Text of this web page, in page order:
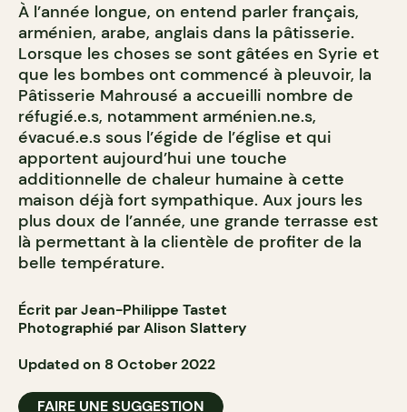
À l’année longue, on entend parler français,
arménien, arabe, anglais dans la pâtisserie.
Lorsque les choses se sont gâtées en Syrie et
que les bombes ont commencé à pleuvoir, la
Pâtisserie Mahrousé a accueilli nombre de
réfugié.e.s, notamment arménien.ne.s,
évacué.e.s sous l’égide de l’église et qui
apportent aujourd’hui une touche
additionnelle de chaleur humaine à cette
maison déjà fort sympathique. Aux jours les
plus doux de l’année, une grande terrasse est
là permettant à la clientèle de profiter de la
belle température.
Écrit par Jean-Philippe Tastet
Photographié par Alison Slattery
Updated on 8 October 2022
FAIRE UNE SUGGESTION